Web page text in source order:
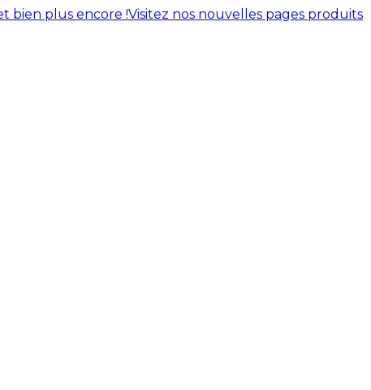
bien plus encore !Visitez nos nouvelles pages produits